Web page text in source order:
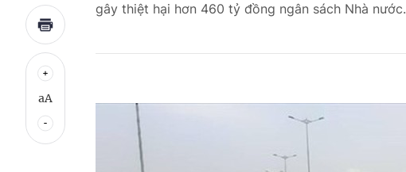
aA
gây thiệt hại hơn 460 tỷ đồng ngân sách Nhà nước.